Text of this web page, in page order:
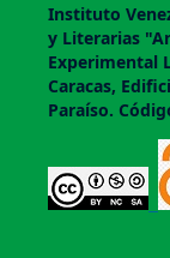
Instituto
y Literarias
Experimental
Caracas,
Paraí­so.